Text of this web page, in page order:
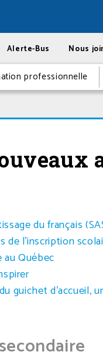
Alerte-Bus Nous
professionnelle
du français
de l’inscription
au Québec
guichet d’accueil,